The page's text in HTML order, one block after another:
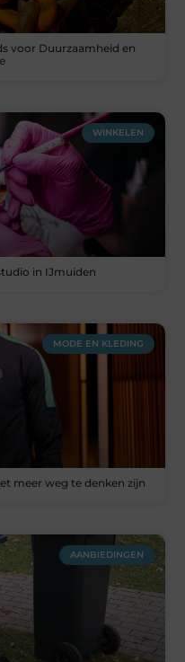
voor Duurzaamheid en
WINKELEN
in IJmuiden
MODE EN KLEDING
meer weg te denken zijn
AANBIEDINGEN